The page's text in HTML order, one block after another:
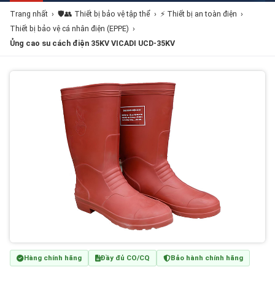
Trang nhất › 🛡️👥 Thiết bị bảo vệ tập thể › ⚡ Thiết bị an toàn điện ›
Thiết bị bảo vệ cá nhân điện (EPPE) ›
Ủng cao su cách điện 35KV VICADI UCD-35KV
Hàng chính hãng Đầy đủ CO/CQ Bảo hành chính hãng